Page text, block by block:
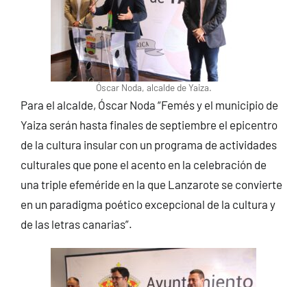
Óscar Noda, alcalde de Yaiza.
Para el alcalde, Óscar Noda “Femés y el municipio de
Yaiza serán hasta finales de septiembre el epicentro
de la cultura insular con un programa de actividades
culturales que pone el acento en la celebración de
una triple efeméride en la que Lanzarote se convierte
en un paradigma poético excepcional de la cultura y
de las letras canarias”.